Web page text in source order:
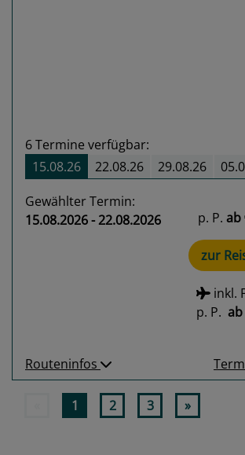
6Termine verfügbar:
15.08.26
22.08.26 29.08.26
Gewählter Termin:
15.08.2026 - 22.08.2026
p. P. ab
zur
inkl.
p. P. ab
Routeninfos
1 2 3 »